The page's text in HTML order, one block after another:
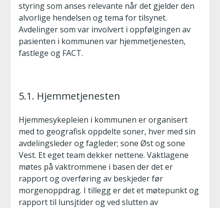
styring som anses relevante når det gjelder den
alvorlige hendelsen og tema for tilsynet.
Avdelinger som var involvert i oppfølgingen av
pasienten i kommunen var hjemmetjenesten,
fastlege og FACT.
5.1. Hjemmetjenesten
Hjemmesykepleien i kommunen er organisert
med to geografisk oppdelte soner, hver med sin
avdelingsleder og fagleder; sone Øst og sone
Vest. Et eget team dekker nettene. Vaktlagene
møtes på vaktrommene i basen der det er
rapport og overføring av beskjeder før
morgenoppdrag. I tillegg er det et møtepunkt og
rapport til lunsjtider og ved slutten av